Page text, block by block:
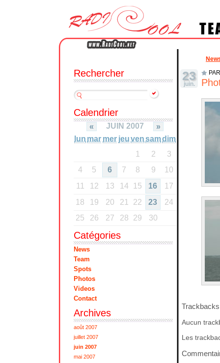
23
juin.
Trackbacks
Aucun
Les
Rechercher
Calendrier
« JUIN 2007
»
lun mar mer jeuvensamdim
1
2
3
4
5 6 7 8 9
10
11
12 13 14 15 16
17
18
19 20 21 22 23
24
25
26 27 28 29 30
Catégories
News
Team
Spots
Photos
Videos
Contact
Archives
août 2007
juillet 2007
juin 2007
mai 2007